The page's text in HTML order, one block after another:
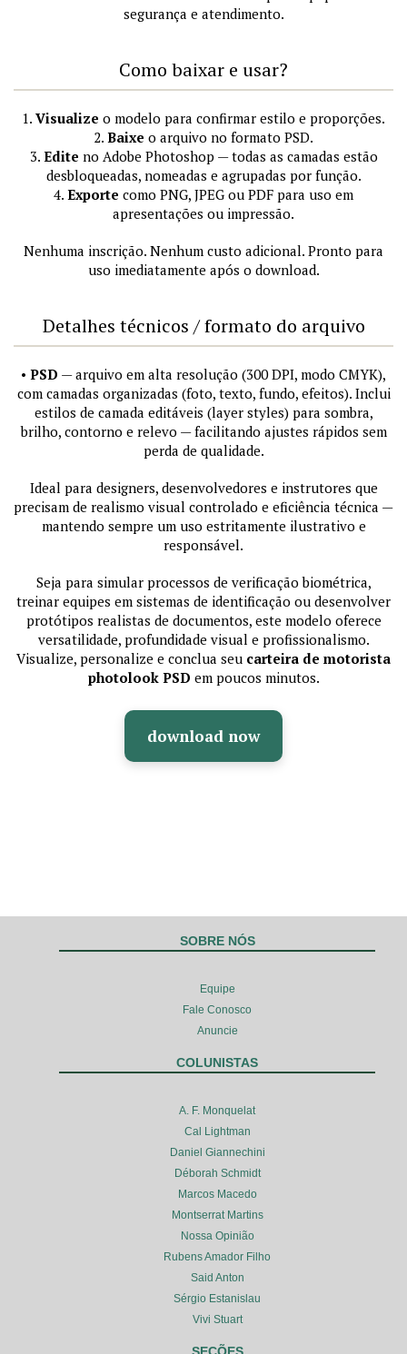
segurança e atendimento.
Como baixar e usar?
1. Visualize o modelo para confirmar estilo e proporções.
2. Baixe o arquivo no formato PSD.
3. Edite no Adobe Photoshop — todas as camadas estão
desbloqueadas, nomeadas e agrupadas por função.
4. Exporte como PNG, JPEG ou PDF para uso em
apresentações ou impressão.
Nenhuma inscrição. Nenhum custo adicional. Pronto para
uso imediatamente após o download.
Detalhes técnicos / formato do arquivo
• PSD — arquivo em alta resolução (300 DPI, modo CMYK),
com camadas organizadas (foto, texto, fundo, efeitos). Inclui
estilos de camada editáveis (layer styles) para sombra,
brilho, contorno e relevo — facilitando ajustes rápidos sem
perda de qualidade.
Ideal para designers, desenvolvedores e instrutores que
precisam de realismo visual controlado e eficiência técnica —
mantendo sempre um uso estritamente ilustrativo e
responsável.
Seja para simular processos de verificação biométrica,
treinar equipes em sistemas de identificação ou desenvolver
protótipos realistas de documentos, este modelo oferece
versatilidade, profundidade visual e profissionalismo.
Visualize, personalize e conclua seu carteira de motorista
photolook PSD em poucos minutos.
download now
SOBRE NÓS
Equipe
Fale Conosco
Anuncie
COLUNISTAS
A. F. Monquelat
Cal Lightman
Daniel Giannechini
Déborah Schmidt
Marcos Macedo
Montserrat Martins
Nossa Opinião
Rubens Amador Filho
Said Anton
Sérgio Estanislau
Vivi Stuart